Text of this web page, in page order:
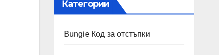
Категории
Bungie Код за отстъпки